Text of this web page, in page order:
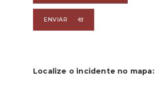
ENVIAR
Localize o incidente no mapa: